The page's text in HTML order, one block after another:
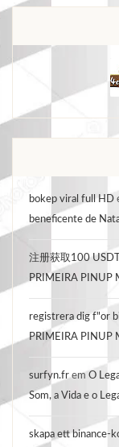
bokep viral full HD
beneficente de
注册获取100
PRIMEIRA PINUP
registrera dig f"or
PRIMEIRA PINUP
surfyn.fr em O
Som, a Vida e o
skapa ett binance-